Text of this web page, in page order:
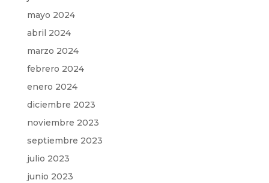
mayo 2024
abril 2024
marzo 2024
febrero 2024
enero 2024
diciembre 2023
noviembre 2023
septiembre 2023
julio 2023
junio 2023